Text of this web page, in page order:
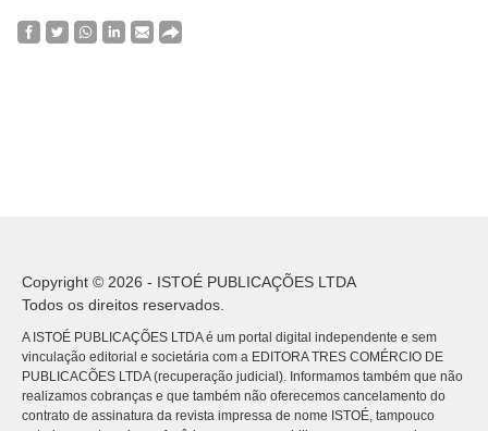
Copyright © 2026 - ISTOÉ PUBLICAÇÕES LTDA
Todos os direitos reservados.
A ISTOÉ PUBLICAÇÕES LTDA é um portal digital independente e sem
vinculação editorial e societária com a EDITORA TRES COMÉRCIO DE
PUBLICACÕES LTDA (recuperação judicial). Informamos também que não
realizamos cobranças e que também não oferecemos cancelamento do
contrato de assinatura da revista impressa de nome ISTOÉ, tampouco